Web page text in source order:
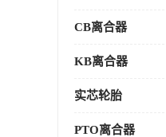
CB离合器
KB离合器
实芯轮胎
PTO离合器